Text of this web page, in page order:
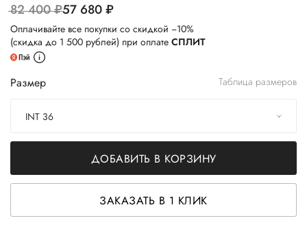
82 400руб.57 680руб.
Оплачивайте все покупки со скидкой −10%
(скидка до 1 500 рублей) при оплате СПЛИТ
Размер Таблица размеров
INT 36
ДОБАВИТЬ В КОРЗИНУ
ЗАКАЗАТЬ В 1 КЛИК